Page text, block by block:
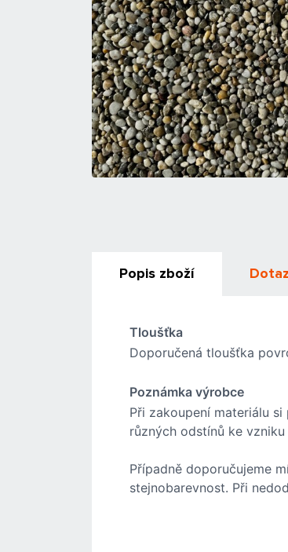
Popis zboží
Tloušťka
Doporučená tloušťka
Poznámka výrobce
Při zakoupení materiálu
různých odstínů ke
Případně doporučujeme
stejnobarevnost. Při